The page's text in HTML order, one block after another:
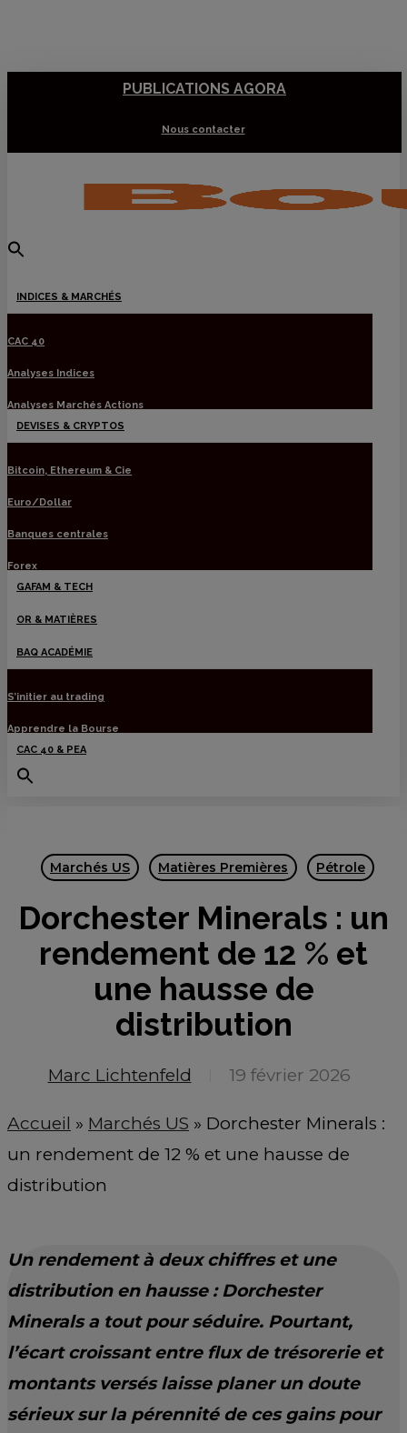
PUBLICATIONS AGORA
Nous contacter
Menu
INDICES & MARCHÉS
CAC 40
Analyses Indices
Analyses Marchés Actions
DEVISES & CRYPTOS
Bitcoin, Ethereum & Cie
Euro/Dollar
Banques centrales
Forex
GAFAM & TECH
OR & MATIÈRES
BAQ ACADÉMIE
S’initier au trading
Apprendre la Bourse
CAC 40 & PEA
Marchés US Matières Premières Pétrole
Dorchester Minerals : un
rendement de 12 % et
une hausse de
distribution
Marc Lichtenfeld 19 février 2026
Accueil » Marchés US » Dorchester Minerals :
un rendement de 12 % et une hausse de
distribution
Un rendement à deux chiffres et une
distribution en hausse : Dorchester
Minerals a tout pour séduire. Pourtant,
l’écart croissant entre flux de trésorerie et
montants versés laisse planer un doute
sérieux sur la pérennité de ces gains pour